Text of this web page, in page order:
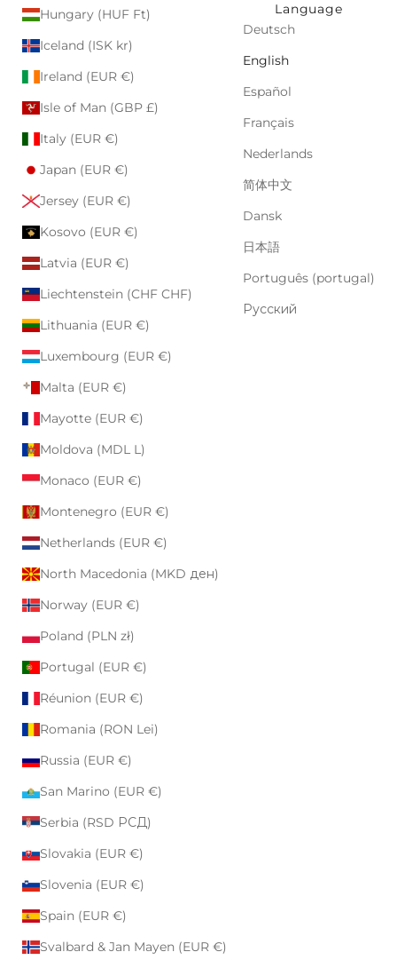
Hungary (HUF Ft)
Iceland (ISK kr)
Ireland (EUR €)
Isle of Man (GBP £)
Italy (EUR €)
Japan (EUR €)
Jersey (EUR €)
Kosovo (EUR €)
Latvia (EUR €)
Liechtenstein (CHF CHF)
Lithuania (EUR €)
Luxembourg (EUR €)
Malta (EUR €)
Mayotte (EUR €)
Moldova (MDL L)
Monaco (EUR €)
Montenegro (EUR €)
Netherlands (EUR €)
North Macedonia (MKD ден)
Norway (EUR €)
Poland (PLN zł)
Portugal (EUR €)
Réunion (EUR €)
Romania (RON Lei)
Russia (EUR €)
San Marino (EUR €)
Serbia (RSD РСД)
Slovakia (EUR €)
Slovenia (EUR €)
Spain (EUR €)
Svalbard & Jan Mayen (EUR €)
Language
Deutsch
English
Español
Français
Nederlands
简体中文
Dansk
日本語
Português (portugal)
Русский